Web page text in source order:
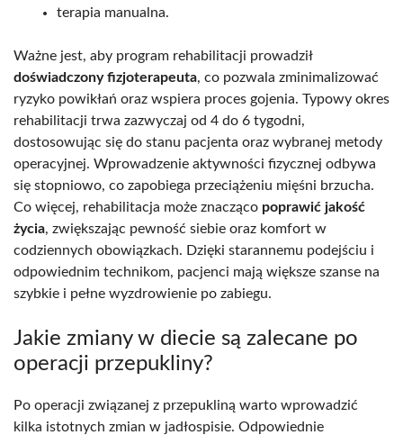
terapia manualna.
Ważne jest, aby program rehabilitacji prowadził
doświadczony fizjoterapeuta, co pozwala zminimalizować
ryzyko powikłań oraz wspiera proces gojenia. Typowy okres
rehabilitacji trwa zazwyczaj od 4 do 6 tygodni,
dostosowując się do stanu pacjenta oraz wybranej metody
operacyjnej. Wprowadzenie aktywności fizycznej odbywa
się stopniowo, co zapobiega przeciążeniu mięśni brzucha.
Co więcej, rehabilitacja może znacząco poprawić jakość
życia, zwiększając pewność siebie oraz komfort w
codziennych obowiązkach. Dzięki starannemu podejściu i
odpowiednim technikom, pacjenci mają większe szanse na
szybkie i pełne wyzdrowienie po zabiegu.
Jakie zmiany w diecie są zalecane po
operacji przepukliny?
Po operacji związanej z przepukliną warto wprowadzić
kilka istotnych zmian w jadłospisie. Odpowiednie